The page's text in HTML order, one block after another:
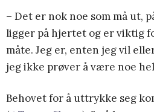
– Det er nok noe som må ut,
ligger på hjertet og er viktig
måte. Jeg er, enten jeg vil
jeg ikke prøver å være noe
Behovet for å uttrykke seg